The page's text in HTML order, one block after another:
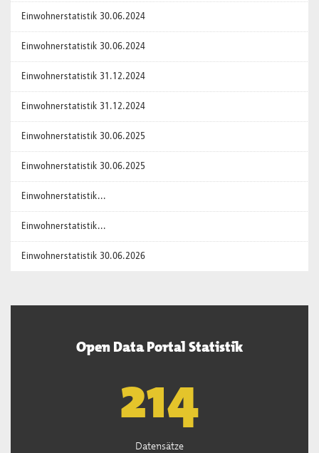
Einwohnerstatistik 30.06.2024
Einwohnerstatistik 30.06.2024
Einwohnerstatistik 31.12.2024
Einwohnerstatistik 31.12.2024
Einwohnerstatistik 30.06.2025
Einwohnerstatistik 30.06.2025
Einwohnerstatistik...
Einwohnerstatistik...
Einwohnerstatistik 30.06.2026
Open Data Portal Statistik
219
Datensätze